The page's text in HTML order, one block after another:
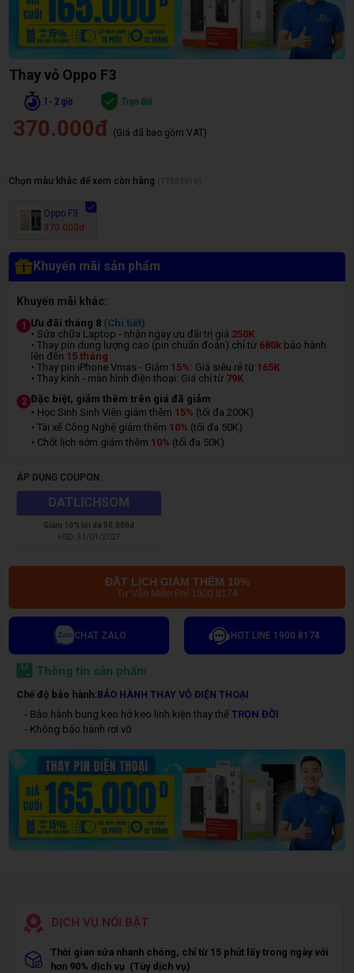
Thay vỏ Oppo F3
370.000đ (Giá đã bao gồm VAT)
Chọn màu khác để xem còn hàng
Oppo F3
370.000đ
Khuyến mãi sản phẩm
Khuyến mãi khác:
1 Ưu đãi tháng 8 (Chi tiết)
• Sửa chữa Laptop - nhận ngay ưu đãi trị giá 250K
• Thay pin dung lượng cao (pin chuẩn đoán) chỉ từ 680k bảo hành
lên đến 15 tháng
• Thay pin iPhone Vmas - Giảm 15%: Giá siêu rẻ từ 165K
• Thay kính - màn hình điện thoại: Giá chỉ từ 79K
2 Đặc biệt, giảm thêm trên giá đã giảm
• Học Sinh Sinh Viên giảm thêm 15% (tối đa 200K)
• Tài xế Công Nghệ giảm thêm 10% (tối đa 50K)
• Chốt lịch sớm giảm thêm 10% (tối đa 50K)
ÁP DỤNG COUPON:
DATLICHSOM
Giảm 10% tối đa 50.000đ
HSD:
31/01/2027
ĐẶT LỊCH GIẢM THÊM 10%
Tư Vấn Miễn Phí 1900 8174
CHAT ZALO HOT LINE 1900 8174
Thông tin sản phẩm
Chế độ bảo hành:BẢO HÀNH THAY VỎ ĐIỆN THOẠI
- Bảo hành bung keo hở keo linh kiện thay thế TRỌN ĐỜI
- Không bảo hành rơi vỡ
DỊCH VỤ NỔI BẬT
Thời gian sửa nhanh chóng, chỉ từ 15 phút lấy trong ngày với
hơn 90% dịch vụ (Tùy dịch vụ)